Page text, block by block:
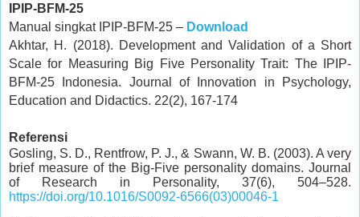
IPIP-BFM-25
Manual singkat IPIP-BFM-25 – Download
Akhtar, H. (2018). Development and Validation of a Short
Scale for Measuring Big Five Personality Trait: The IPIP-
BFM-25 Indonesia. Journal of Innovation in Psychology,
Education and Didactics. 22(2), 167-174
Referensi
Gosling, S. D., Rentfrow, P. J., & Swann, W. B. (2003). A very
brief measure of the Big-Five personality domains. Journal
of Research in Personality, 37(6), 504–528.
https://doi.org/10.1016/S0092-6566(03)00046-1